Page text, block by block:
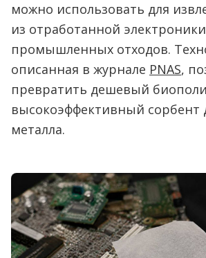
можно использовать для
из отработанной
промышленных отходов.
описанная в журнале PNAS,
превратить дешевый
высокоэффективный сорбент
металла.